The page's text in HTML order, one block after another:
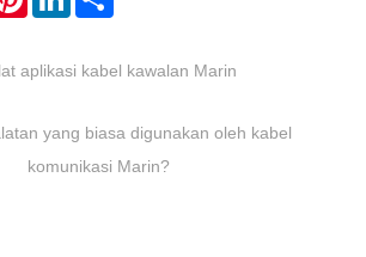
aplikasi kabel kawalan Marin
yang biasa digunakan oleh kabel
komunikasi Marin?